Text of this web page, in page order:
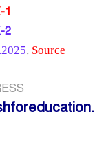
1
2
, Source